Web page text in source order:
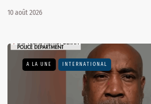
10 août 2026
A LA UNE INTERNATIONAL